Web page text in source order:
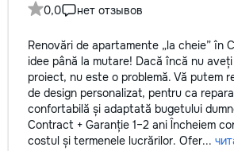
0,0
нет отзывов
Renovări de apartamente „la cheie” în
idee până la mutare! Dacă încă nu
proiect, nu este o problemă. Vă putem
de design personalizat, pentru ca
confortabilă și adaptată bugetului
Contract + Garanție 1–2 ani Încheiem
costul și termenele lucrărilor. Ofer...